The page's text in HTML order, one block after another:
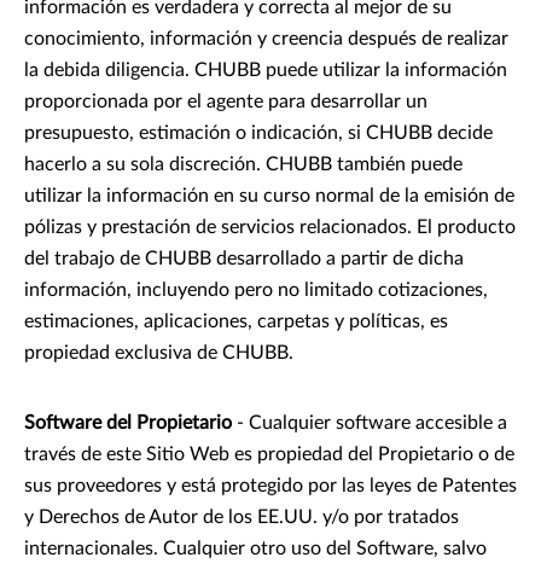
información es verdadera y correcta al mejor de su
conocimiento, información y creencia después de realizar
la debida diligencia. CHUBB puede utilizar la información
proporcionada por el agente para desarrollar un
presupuesto, estimación o indicación, si CHUBB decide
hacerlo a su sola discreción. CHUBB también puede
utilizar la información en su curso normal de la emisión de
pólizas y prestación de servicios relacionados. El producto
del trabajo de CHUBB desarrollado a partir de dicha
información, incluyendo pero no limitado cotizaciones,
estimaciones, aplicaciones, carpetas y políticas, es
propiedad exclusiva de CHUBB.
Software del Propietario - Cualquier software accesible a
través de este Sitio Web es propiedad del Propietario o de
sus proveedores y está protegido por las leyes de Patentes
y Derechos de Autor de los EE.UU. y/o por tratados
internacionales. Cualquier otro uso del Software, salvo